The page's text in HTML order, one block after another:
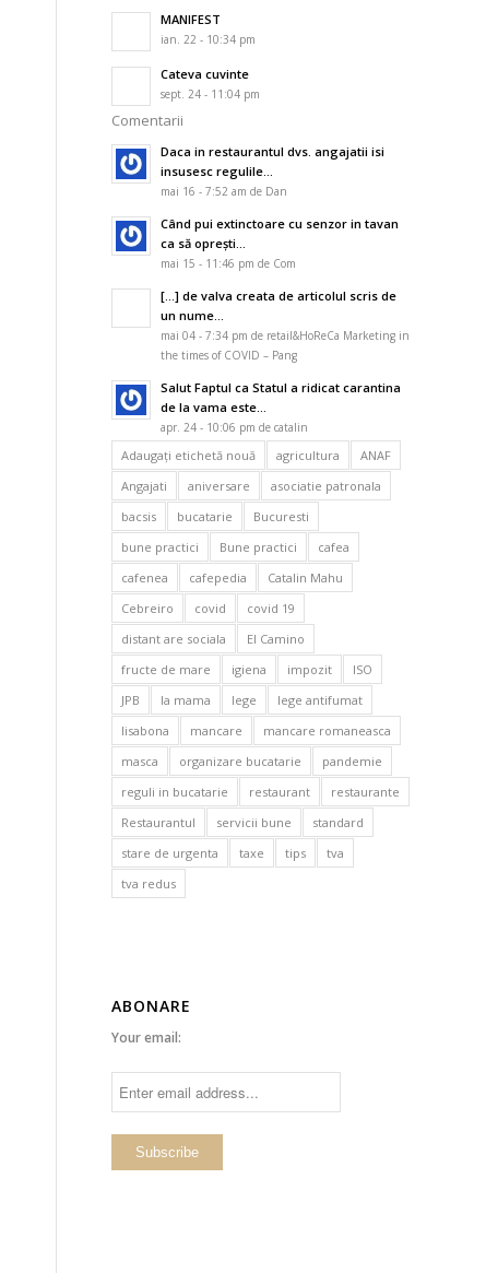
MANIFEST
ian. 22 - 10:34 pm
Cateva cuvinte
sept. 24 - 11:04 pm
Comentarii
Daca in restaurantul dvs. angajatii isi
insusesc regulile...
mai 16 - 7:52 am de Dan
Când pui extinctoare cu senzor in tavan
ca să oprești...
mai 15 - 11:46 pm de Com
[…] de valva creata de articolul scris de
un nume...
mai 04 - 7:34 pm de retail&HoReCa Marketing in
the times of COVID – Pang
Salut Faptul ca Statul a ridicat carantina
de la vama este...
apr. 24 - 10:06 pm de catalin
Adaugaţi etichetă nouă agricultura
ANAF
Angajati
aniversare
asociatie patronala
bacsis
bucatarie
Bucuresti
bune practici
Bune practici
cafea
cafenea
cafepedia
Catalin Mahu
Cebreiro
covid
covid 19
distant are sociala
El Camino
fructe de mare
igiena impozit
ISO
JPB
la mama lege
lege antifumat
lisabona
mancare
mancare romaneasca
masca
organizare bucatarie
pandemie
reguli in bucatarie
restaurant
restaurante
Restaurantul
servicii bune
standard
stare de urgenta
taxe tips
tva
tva redus
ABONARE
Your email: